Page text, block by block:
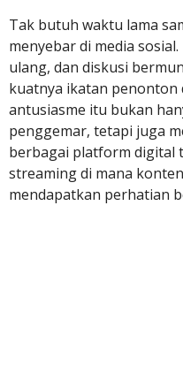
Tak butuh waktu lama
menyebar di media
ulang, dan diskusi
kuatnya ikatan penonton
antusiasme itu bukan
penggemar, tetapi juga
berbagai platform digital
streaming di mana
mendapatkan perhatian